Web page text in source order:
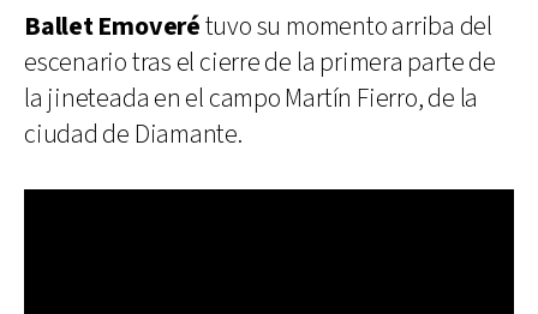
Ballet Emoverétuvo su momento arriba del
escenario tras el cierre de la primera parte de
la jineteada en el campo Martín Fierro, de la
ciudad de Diamante.